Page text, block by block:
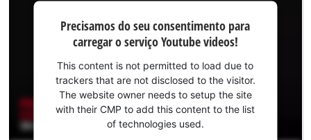
consentimento
para carregar o
serviço
Youtube!
This
content
Precisamos do seu consentimento para
carregar o serviço Youtube videos!
This content is not permitted to load due to
trackers that are not disclosed to the visitor.
The website owner needs to setup the site
with their CMP to add this content to the list
of technologies used.